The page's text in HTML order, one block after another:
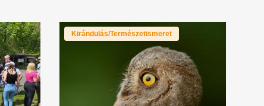
Kirándulás/Természetismeret